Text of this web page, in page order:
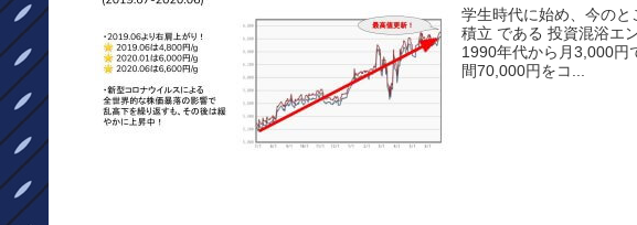
学生時代に始め、今の
積立 である 投資混浴エ
1990年代から月3,000円
間70,000円をコ...